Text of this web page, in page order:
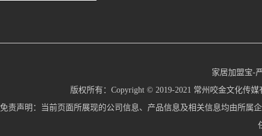
家居加盟宝-
版权所有：Copyright © 2019-2021 常州咬金文化传媒
免责声明：当前页面所展现的公司信息、产品信息及相关信息均由所属